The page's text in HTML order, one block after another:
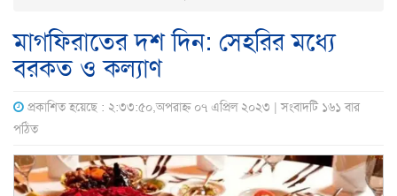
মাগফিরাতের দশ দিন: সেহরির মধ্যে
বরকত ও কল্যাণ
প্রকাশিত হয়েছে : ২:৩৩:৫০,অপরাহ্ন ০৭ এপ্রিল ২০২৩ | সংবাদটি ১৬১ বার
পঠিত